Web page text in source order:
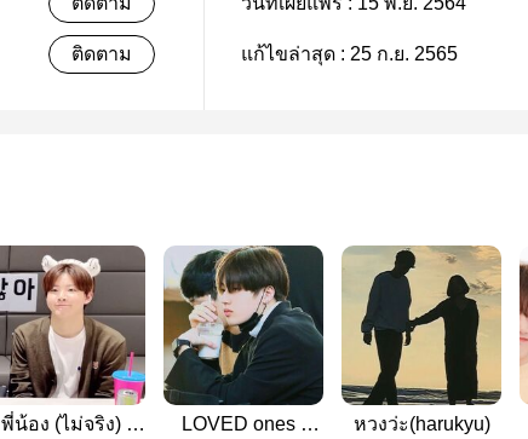
ติดตาม แก้ไขล่าสุด : 25 ก.ย. 2565
พี่น้อง (ไม่จริง) |
LOVED ones /
หวงว่ะ(harukyu)